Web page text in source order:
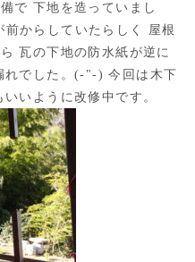
で 下地を造っていまし
前からしていたらしく 屋根
瓦の下地の防水紙が逆に
れでした。(-"-) 今回は木下
いように改修中です。